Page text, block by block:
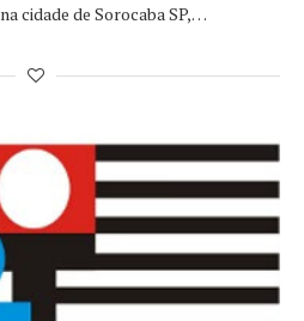
cidade de Sorocaba SP,…